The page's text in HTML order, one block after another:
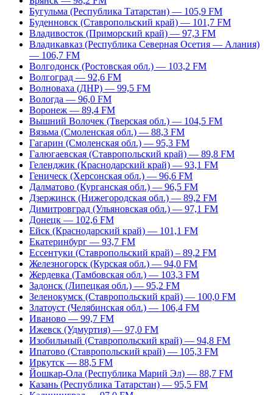
Бугульма (Республика Татарстан) — 105,9 FM
Буденновск (Ставропольский край) — 101,7 FM
Владивосток (Приморский край) — 97,3 FM
Владикавказ (Республика Северная Осетия — Алания)
— 106,7 FM
Волгодонск (Ростовская обл.) — 103,2 FM
Волгоград — 92,6 FM
Волноваха (ДНР) — 99,5 FM
Вологда — 96,0 FM
Воронеж — 89,4 FM
Вышний Волочек (Тверская обл.) — 104,5 FM
Вязьма (Смоленская обл.) — 88,3 FM
Гагарин (Смоленская обл.) — 95,3 FM
Галюгаевская (Ставропольский край) — 89,8 FM
Геленджик (Краснодарский край) — 93,1 FM
Геническ (Херсонская обл.) — 96,6 FM
Далматово (Курганская обл.) — 96,5 FM
Дзержинск (Нижегородская обл.) — 89,2 FM
Димитровград (Ульяновская обл.) — 97,1 FM
Донецк — 102,6 FM
Ейск (Краснодарский край) — 101,1 FM
Екатеринбург — 93,7 FM
Ессентуки (Ставропольский край) – 89,2 FM
Железногорск (Курская обл.) — 94,0 FM
Жердевка (Тамбовская обл.) — 103,3 FM
Задонск (Липецкая обл.) — 95,2 FM
Зеленокумск (Ставропольский край) — 100,0 FM
Златоуст (Челябинская обл.) — 106,4 FM
Иваново — 99,7 FM
Ижевск (Удмуртия) — 97,0 FM
Изобильный (Ставропольский край) — 94,8 FM
Ипатово (Ставропольский край) — 105,3 FM
Иркутск — 88,5 FM
Йошкар-Ола (Республика Марий Эл) — 88,7 FM
Казань (Республика Татарстан) — 95,5 FM